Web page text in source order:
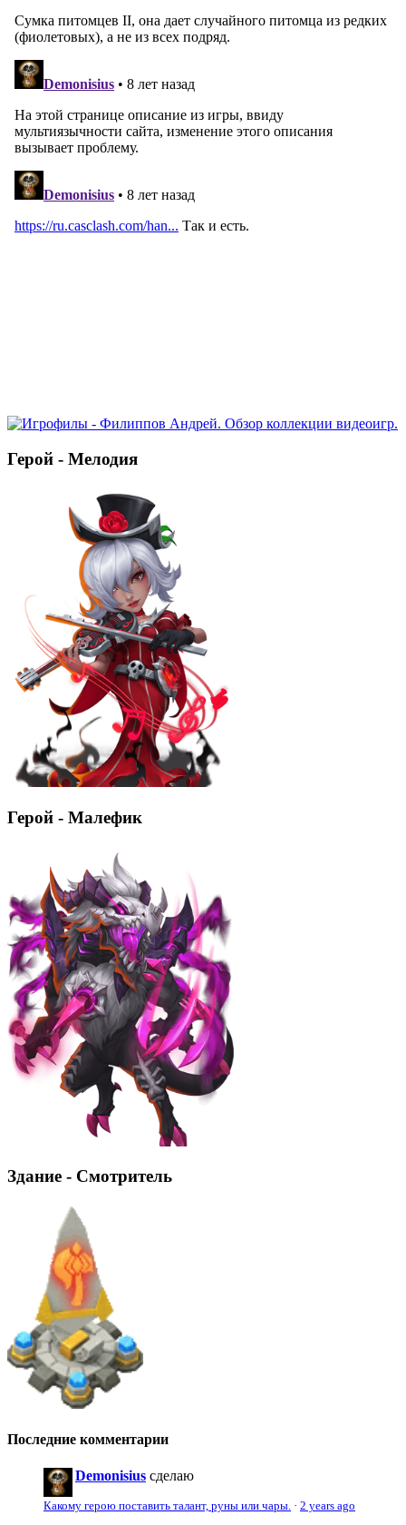
Герой - Мелодия
Герой - Малефик
Здание - Смотритель
Последние комментарии
Demonisius сделаю
Какому герою поставить талант, руны или чары. · 2 years ago